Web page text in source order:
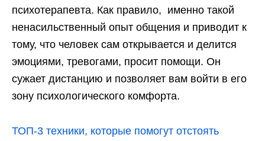
психотерапевта. Как правило, именно такой
ненасильственный опыт общения и приводит к
тому, что человек сам открывается и делится
эмоциями, тревогами, просит помощи. Он
сужает дистанцию и позволяет вам войти в его
зону психологического комфорта.
ТОП-3 техники, которые помогут отстоять